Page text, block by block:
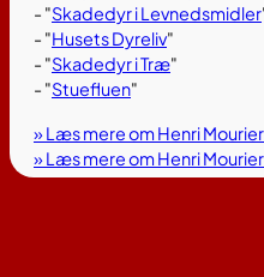
- "Skadedyr i Levnedsmidler
- "Husets Dyreliv"
- "Skadedyr i Træ"
- "Stuefluen"
» Læs mere om Henri
» Læs mere om Henri